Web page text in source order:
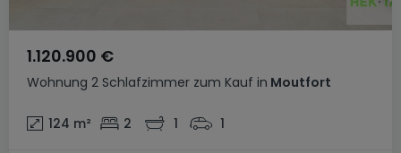
Wohnung 2 Schlafzimmer zum Kauf in Moutfort
1.120.900 €
124 m² 2 1 1